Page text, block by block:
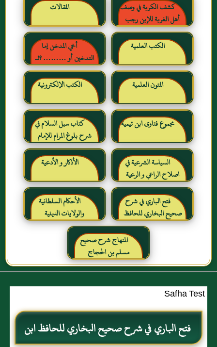
كشف الكربة في وصف
أهل الغربة للإبن رجب
الحنبلي رحمه الله
المقالات
الكتب العلمية
أخي المدخن إما
التدخين أو ……… ؟!ـ
حقائق وأرقام ناطقة ، لكن
لا يسمعها المدخنون حرره
خالد بن عبد الرحمن بن حمد
الشايع
المتون العلمية الكتب الإلكترونية
مجموع فتاوى ابن تيمية
كتاب سبل السلام في
شرح بلوغ المرام للإمام
الصنعاني رحمه الله
السياسة الشرعية في
اصلاح الراعي و الرعية
الأذكار و الأدعية
فتح الباري في شرح
صحيح البخاري للحافظ
ابن حجر العسقلاني
الأحكام السلطانية
والولايات الدينية
المنهاج شرح صحيح
مسلم بن الحجاج
Safha Test
فتح الباري في شرح صحيح البخاري للحافظ ابن